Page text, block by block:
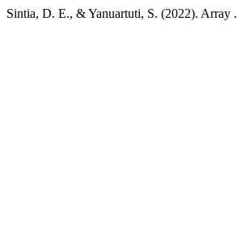
Sintia, D. E., & Yanuartuti, S. (2022). Array .